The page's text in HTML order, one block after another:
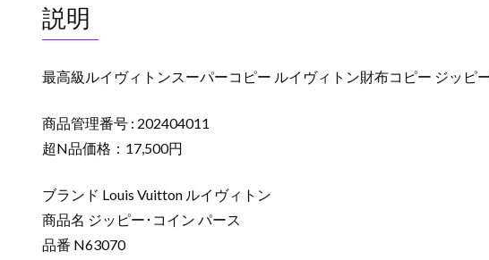
説明
最高級ルイヴィトンスーパーコピー ルイヴィトン財布コピー ジッピ
商品管理番号 : 202404011
超N品価格：17,500円
ブランド Louis Vuitton ルイヴィトン
商品名 ジッピー･コイン パース
品番 N63070